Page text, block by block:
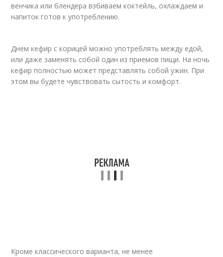
венчика или блендера взбиваем коктейль, охлаждаем и
напиток готов к употреблению.
Днем кефир с корицей можно употреблять между едой,
или даже заменять собой один из приемов пищи. На ночь
кефир полностью может представлять собой ужин. При
этом вы будете чувствовать сытость и комфорт.
Кроме классического варианта, не менее